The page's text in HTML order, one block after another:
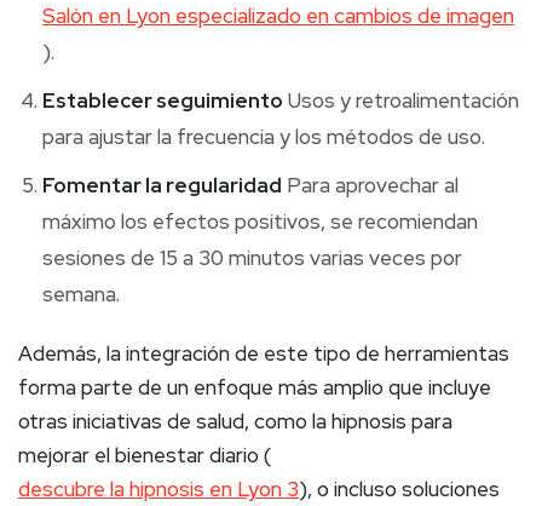
Salón en Lyon especializado en cambios de imagen
).
Establecer seguimiento Usos y retroalimentación
para ajustar la frecuencia y los métodos de uso.
Fomentar la regularidad Para aprovechar al
máximo los efectos positivos, se recomiendan
sesiones de 15 a 30 minutos varias veces por
semana.
Además, la integración de este tipo de herramientas
forma parte de un enfoque más amplio que incluye
otras iniciativas de salud, como la hipnosis para
mejorar el bienestar diario (
descubre la hipnosis en Lyon 3), o incluso soluciones